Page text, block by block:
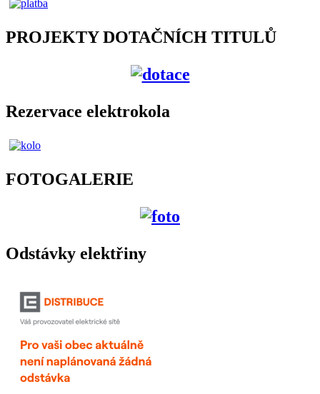
PROJEKTY DOTAČNÍCH TITULŮ
Rezervace elektrokola
FOTOGALERIE
Odstávky elektřiny